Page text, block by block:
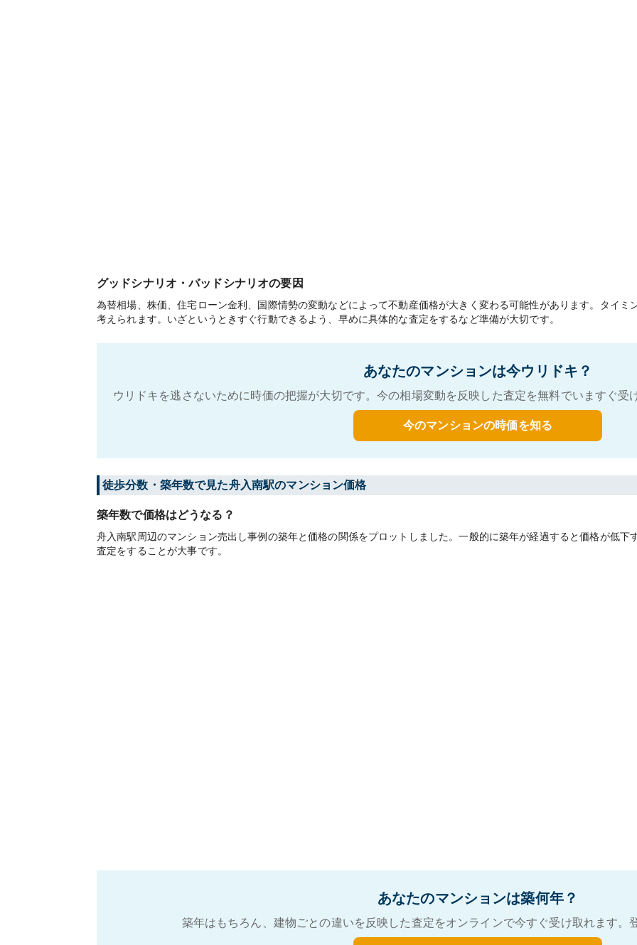
グッドシナリオ・バッドシナリオの要因
為替相場、株価、住宅ローン金利、国際情勢の変動などによって不動産価格が大きく変わる可能性があります。タイミ
考えられます。いざというときすぐ行動できるよう、早めに具体的な査定をするなど準備が大切です。
あなたのマンションは今ウリドキ？
ウリドキを逃さないために時価の把握が大切です。今の相場変動を反映した査定を無料でいますぐ
今のマンションの時価を知る
徒歩分数・築年数で見た舟入南駅のマンション価格
築年数で価格はどうなる？
舟入南駅周辺のマンション売出し事例の築年と価格の関係をプロットしました。一般的に築年が経過すると価格が低下
査定をすることが大事です。
あなたのマンションは築何年？
築年はもちろん、建物ごとの違いを反映した査定をオンラインで今すぐ受け取れます。